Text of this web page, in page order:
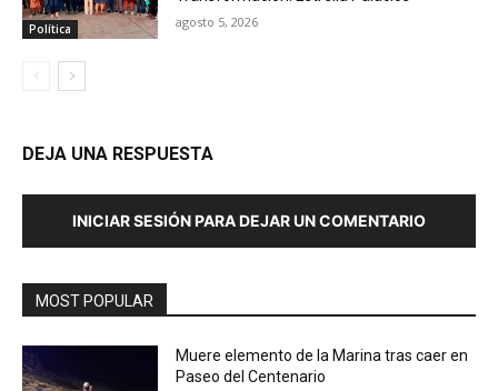
Política agosto 5, 2026
DEJA UNA RESPUESTA
INICIAR SESIÓN PARA DEJAR UN COMENTARIO
MOST POPULAR
Muere elemento de la Marina tras caer en
Paseo del Centenario